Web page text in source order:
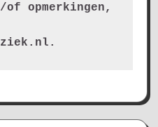
opmerkingen,